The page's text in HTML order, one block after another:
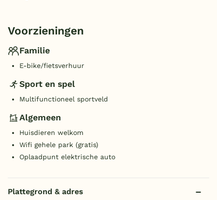
Voorzieningen
Familie
E-bike/fietsverhuur
Sport en spel
Multifunctioneel sportveld
Algemeen
Huisdieren welkom
Wifi gehele park (gratis)
Oplaadpunt elektrische auto
Plattegrond & adres